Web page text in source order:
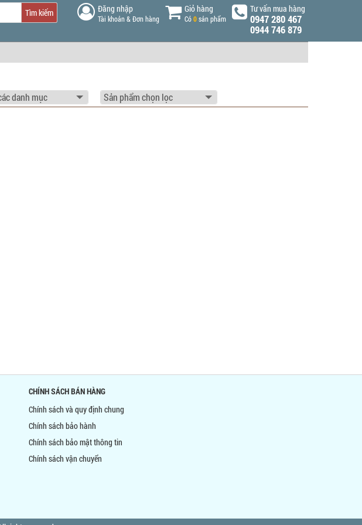
Tìm kiếm Đăng nhập
Tài khoản & Đơn hàng
Giỏ hàng
Có0sản phẩm
Tư vấn mua hàng
0947 280 467
0944 746 879
CHÍNH SÁCH BÁN HÀNG
Chính sách và quy định chung
Chính sách bảo hành
Chính sách bảo mật thông tin
Chính sách vận chuyển